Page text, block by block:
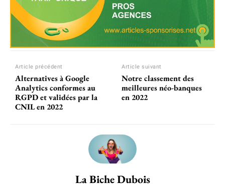
Article précédent
Alternatives à Google
Analytics conformes au
RGPD et validées par la
CNIL en 2022
Article suivant
Notre classement des
meilleures néo-banques
en 2022
La Biche Dubois